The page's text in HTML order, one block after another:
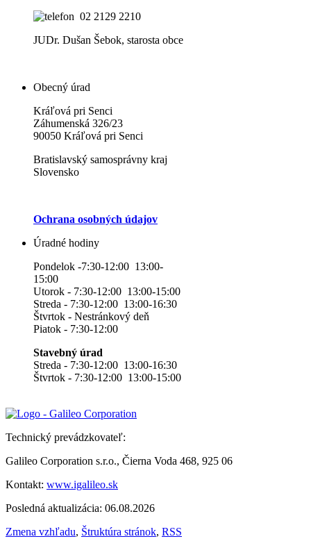
02 2129 2210
JUDr. Dušan Šebok, starosta obce
Obecný úrad
Kráľová pri Senci
Záhumenská 326/23
90050 Kráľová pri Senci
Bratislavský samosprávny kraj
Slovensko
Ochrana osobných údajov
Úradné hodiny
Pondelok -7:30-12:00 13:00-
15:00
Utorok - 7:30-12:00 13:00-15:00
Streda - 7:30-12:00 13:00-16:30
Štvrtok - Nestránkový deň
Piatok - 7:30-12:00
Stavebný úrad
Streda - 7:30-12:00 13:00-16:30
Štvrtok - 7:30-12:00 13:00-15:00
Technický prevádzkovateľ:
Galileo Corporation s.r.o., Čierna Voda 468, 925 06
Kontakt: www.igalileo.sk
Posledná aktualizácia: 06.08.2026
Zmena vzhľadu, Štruktúra stránok, RSS